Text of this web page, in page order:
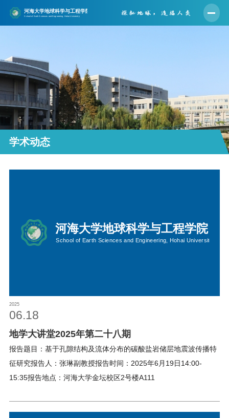
学院概况
师资队伍
人才培养
学科建设
科学研究
合作交流
校友之家
学术动态
2025
06.18
地学大讲堂2025年第二十八期
报告题目：基于孔隙结构及流体分布的碳酸盐岩储层地震波传播特
征研究报告人：张琳副教授报告时间：2025年6月19日14:00-
15:35报告地点：河海大学金坛校区2号楼A111